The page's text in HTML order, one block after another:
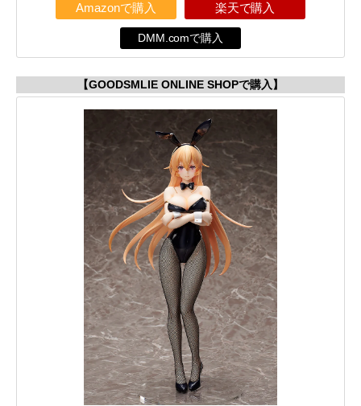
Amazonで購入 楽天で購入
DMM.comで購入
【GOODSMLIE ONLINE SHOPで購入】